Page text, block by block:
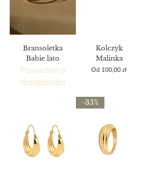
Bransoletka
Babie lato
Powiadom o
dostępności
Kolczyk
Malinka
Od 100,00 zł
Cena rabatowa
-35%